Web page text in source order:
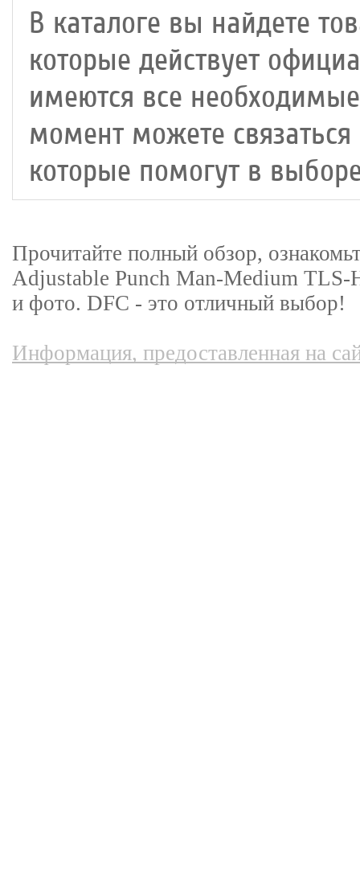
В каталоге вы найдете
которые действует
имеются все
момент можете
которые помогут в
Прочитайте полный обзор,
Adjustable Punch Man-Medium TLS-
и фото. DFC - это отличный выбор!
Информация, предоставленная на